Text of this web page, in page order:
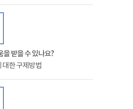
받을 수 있나요?
대한 구제방법